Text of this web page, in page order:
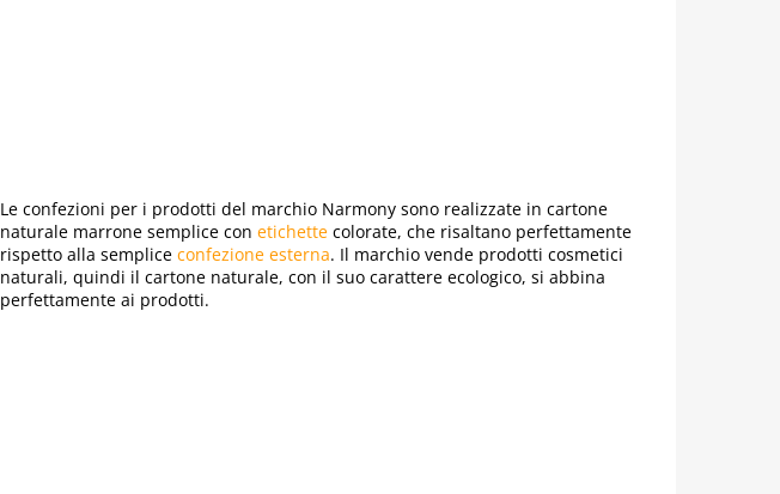
Le confezioni per i prodotti del marchio Narmony sono realizzate in cartone
naturale marrone semplice con etichette colorate, che risaltano perfettamente
rispetto alla semplice confezione esterna. Il marchio vende prodotti cosmetici
naturali, quindi il cartone naturale, con il suo carattere ecologico, si abbina
perfettamente ai prodotti.